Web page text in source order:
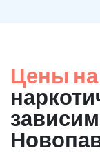
Цены